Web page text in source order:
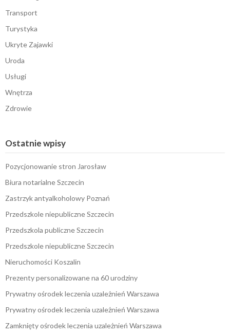
Transport
Turystyka
Ukryte Zajawki
Uroda
Usługi
Wnętrza
Zdrowie
Ostatnie wpisy
Pozycjonowanie stron Jarosław
Biura notarialne Szczecin
Zastrzyk antyalkoholowy Poznań
Przedszkole niepubliczne Szczecin
Przedszkola publiczne Szczecin
Przedszkole niepubliczne Szczecin
Nieruchomości Koszalin
Prezenty personalizowane na 60 urodziny
Prywatny ośrodek leczenia uzależnień Warszawa
Prywatny ośrodek leczenia uzależnień Warszawa
Zamknięty ośrodek leczenia uzależnień Warszawa